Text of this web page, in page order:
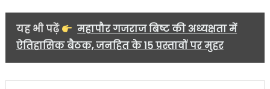
यह भी पढ़ें
महापौर गजराज बिष्ट की अध्यक्षता में
ऐतिहासिक बैठक, जनहित के 15 प्रस्तावों पर मुहर